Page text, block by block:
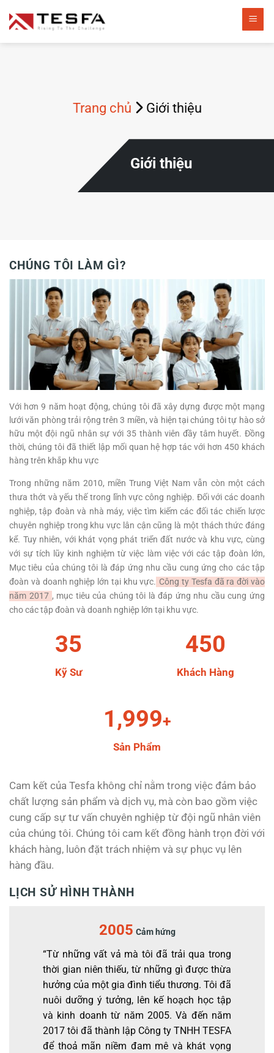
qua
Trang chủ Giới thiệu
Giới thiệu
CHÚNG TÔI LÀM GÌ?
Với hơn 9 năm hoạt động, chúng tôi đã xây dựng được một mạng
lưới văn phòng trải rộng trên 3 miền, và hiện tại chúng tôi tự hào sở
hữu một đội ngũ nhân sự với 35 thành viên đầy tâm huyết. Đồng
thời, chúng tôi đã thiết lập mối quan hệ hợp tác với hơn 450 khách
hàng trên khắp khu vực
Trong những năm 2010, miền Trung Việt Nam vẫn còn một cách
thưa thớt và yếu thế trong lĩnh vực công nghiệp. Đối với các doanh
nghiệp, tập đoàn và nhà máy, việc tìm kiếm các đối tác chiến lược
chuyên nghiệp trong khu vực lân cận cũng là một thách thức đáng
kể. Tuy nhiên, với khát vọng phát triển đất nước và khu vực, cùng
với sự tích lũy kinh nghiệm từ việc làm việc với các tập đoàn lớn,
Mục tiêu của chúng tôi là đáp ứng nhu cầu cung ứng cho các tập
đoàn và doanh nghiệp lớn tại khu vực. Công ty Tesfa đã ra đời vào
năm 2017 , mục tiêu của chúng tôi là đáp ứng nhu cầu cung ứng
cho các tập đoàn và doanh nghiệp lớn tại khu vực.
35
Kỹ Sư
450
Khách Hàng
1,999+
Sản Phẩm
Cam kết của Tesfa không chỉ nằm trong việc đảm bảo
chất lượng sản phẩm và dịch vụ, mà còn bao gồm việc
cung cấp sự tư vấn chuyên nghiệp từ đội ngũ nhân viên
của chúng tôi. Chúng tôi cam kết đồng hành trọn đời với
khách hàng, luôn đặt trách nhiệm và sự phục vụ lên
hàng đầu.
LỊCH SỬ HÌNH THÀNH
2005 Cảm hứng
“Từ những vất vả mà tôi đã trải qua trong
thời gian niên thiếu, từ những gì được thừa
hưởng của một gia đình tiểu thương. Tôi đã
nuôi dưỡng ý tưởng, lên kế hoạch học tập
và kinh doanh từ năm 2005. Và đến năm
2017 tôi đã thành lập Công ty TNHH TESFA
để thoả mãn niềm đam mê và khát vọng